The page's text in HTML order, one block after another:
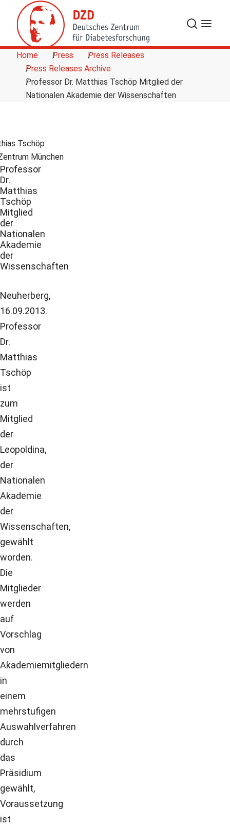
Skip to Content
Search
Menu
Home Press
Press Releases
Press Releases Archive
Professor Dr. Matthias Tschöp Mitglied der
Nationalen Akademie der Wissenschaften
Tschöp
München
Professor
Dr.
Matthias
Tschöp
Mitglied
der
Nationalen
Akademie
der
Wissenschaften
Neuherberg,
16.09.2013.
Professor
Dr.
Matthias
Tschöp
ist
zum
Mitglied
der
Leopoldina,
der
Nationalen
Akademie
der
Wissenschaften,
gewählt
worden.
Die
Mitglieder
werden
auf
Vorschlag
von
Akademiemitgliedern
in
einem
mehrstufigen
Auswahlverfahren
durch
das
Präsidium
gewählt,
Voraussetzung
ist